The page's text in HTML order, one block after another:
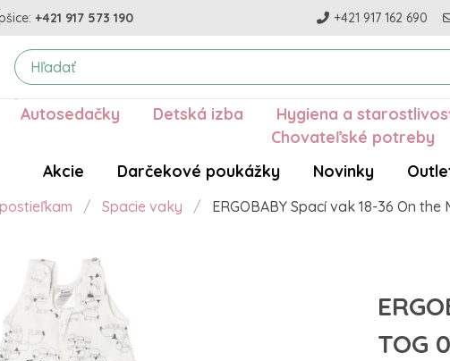
+421 917 573 190 +421 917 162 690
Autosedačky Detská izba Hygiena a
Chovateľské potreby
Akcie
Darčekové poukážky Novinky
Spacie vaky ERGOBABY Spací vak 18-36 On the
TOG